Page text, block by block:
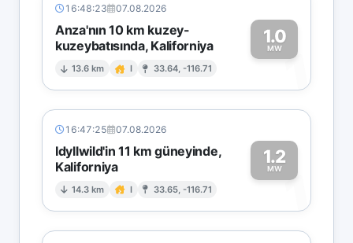
16:48:23 07.08.2026
Anza'nın 10 km kuzey-
kuzeybatısında, Kaliforniya
13.6 km I 33.64, -116.71
1.0
MW1
16:47:25 07.08.2026
Idyllwild'in 11 km güneyinde,
Kaliforniya
14.3 km I 33.65, -116.71
1.2
MW1